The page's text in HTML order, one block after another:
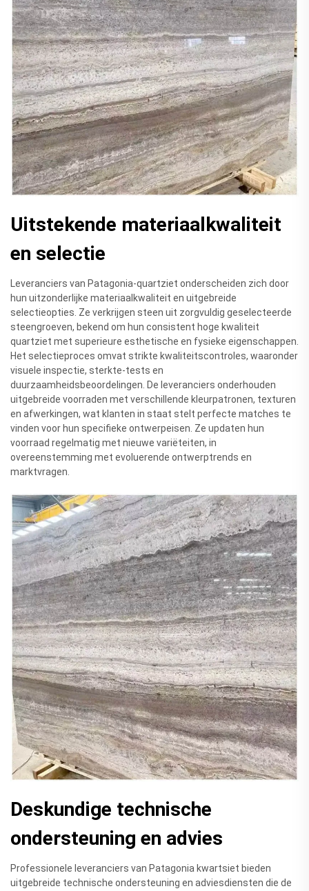
Uitstekende materiaalkwaliteit
en selectie
Leveranciers van Patagonia-quartziet onderscheiden zich door
hun uitzonderlijke materiaalkwaliteit en uitgebreide
selectieopties. Ze verkrijgen steen uit zorgvuldig geselecteerde
steengroeven, bekend om hun consistent hoge kwaliteit
quartziet met superieure esthetische en fysieke eigenschappen.
Het selectieproces omvat strikte kwaliteitscontroles, waaronder
visuele inspectie, sterkte-tests en
duurzaamheidsbeoordelingen. De leveranciers onderhouden
uitgebreide voorraden met verschillende kleurpatronen, texturen
en afwerkingen, wat klanten in staat stelt perfecte matches te
vinden voor hun specifieke ontwerpeisen. Ze updaten hun
voorraad regelmatig met nieuwe variëteiten, in
overeenstemming met evoluerende ontwerptrends en
marktvragen.
Deskundige technische
ondersteuning en advies
Professionele leveranciers van Patagonia kwartsiet bieden
uitgebreide technische ondersteuning en adviesdiensten die de